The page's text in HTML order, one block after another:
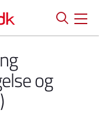
og